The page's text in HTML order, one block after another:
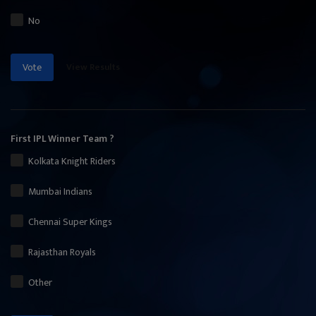
No
Vote
First IPL Winner Team ?
Kolkata Knight Riders
Mumbai Indians
Chennai Super Kings
Rajasthan Royals
Other